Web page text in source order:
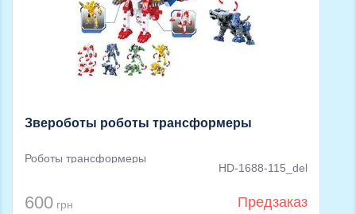
Звероботы роботы трансформеры
Роботы трансформеры
HD-1688-115_del
600 грн Предзаказ